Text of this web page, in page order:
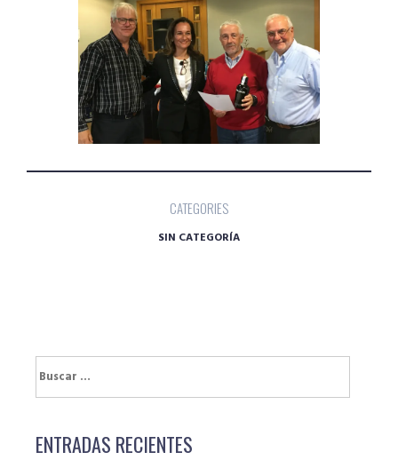
CATEGORIES
SIN CATEGORÍA
Buscar:
ENTRADAS RECIENTES